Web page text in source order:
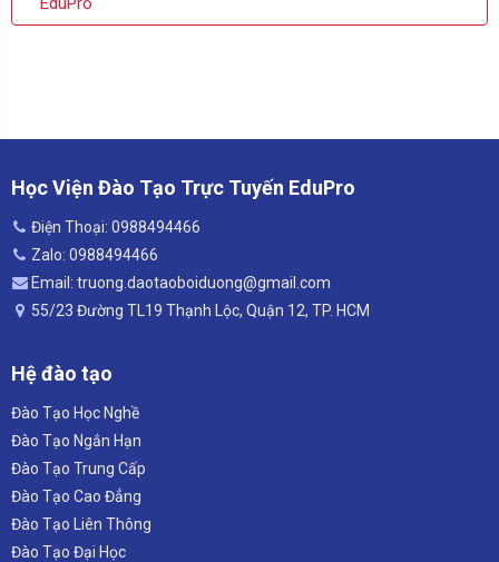
Học Viện Đào Tạo Trực Tuyến EduPro
Điện Thoại: 0988494466
Zalo: 0988494466
Email: truong.daotaoboiduong@gmail.com
55/23 Đường TL19 Thạnh Lộc, Quận 12, TP. HCM
Hệ đào tạo
Đào Tạo Học Nghề
Đào Tạo Ngắn Hạn
Đào Tạo Trung Cấp
Đào Tạo Cao Đẳng
Đào Tạo Liên Thông
Đào Tạo Đại Học